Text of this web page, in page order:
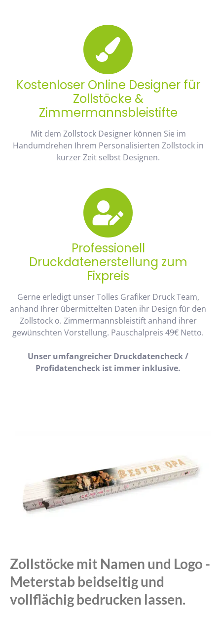
Kostenloser Online Designer für
Zollstöcke &
Zimmermannsbleistifte
Mit dem Zollstock Designer können Sie im
Handumdrehen Ihrem Personalisierten Zollstock in
kurzer Zeit selbst Designen.
Professionell
Druckdatenerstellung zum
Fixpreis
Gerne erledigt unser Tolles Grafiker Druck Team,
anhand Ihrer übermittelten Daten ihr Design für den
Zollstock o. Zimmermannsbleistift anhand ihrer
gewünschten Vorstellung. Pauschalpreis 49€ Netto.
Unser umfangreicher Druckdatencheck /
Profidatencheck ist immer inklusive.
Zollstöcke mit Namen und Logo -
Meterstab beidseitig und
vollflächig bedrucken lassen.